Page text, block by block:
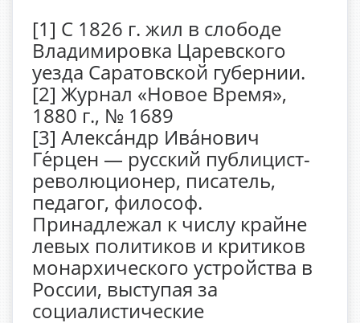
[1] С 1826 г. жил в слободе
Владимировка Царевского
уезда Саратовской губернии.
[2] Журнал «Новое Время»,
1880 г., № 1689
[3] Алекса́ндр Ива́нович
Ге́рцен — русский публицист-
революционер, писатель,
педагог, философ.
Принадлежал к числу крайне
левых политиков и критиков
монархического устройства в
России, выступая за
социалистические